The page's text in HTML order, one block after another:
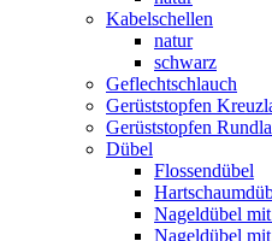
Kabelschellen
natur
schwarz
Geflechtschlauch
Gerüststopfen
Gerüststopfen
Dübel
Flossendübel
Nageldübel
Nageldübel